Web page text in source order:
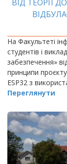
ВІД ТЕОРІЇ
На Факультеті
студентів і
забезпечення»
принципи
ESP32 з
Переглянути